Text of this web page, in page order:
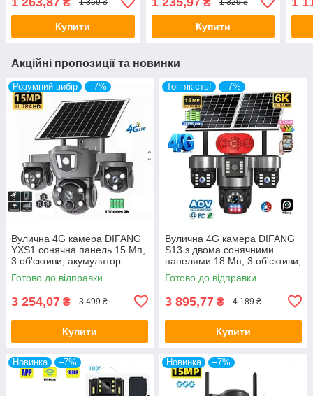
1 359 ₴
Купити
ОРИГІНАЛ!
1 329 ₴
Купити
Акційні пропозиції та новинки
Розумний вибір –7%
Вулична 4G камера DIFANG
YXS1 сонячна панель 15 Мп,
3 об'єктиви, акумулятор
10000 мА·год, PIR
Готово до відправки
3 254,07 ₴ 3 499 ₴
Купити
Топ якість! –7%
Вулична 4G камера DIFANG
S13 з двома сонячними
панелями 18 Мп, 3 об'єктиви,
акумулятор 18000 мА·год,
PIR
Готово до відправки
3 895,77 ₴ 4 189 ₴
Купити
Новинка –7% Новинка –7%